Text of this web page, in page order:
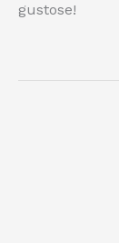
gustose!